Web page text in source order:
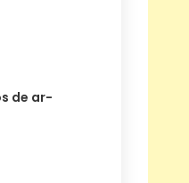
de ar-